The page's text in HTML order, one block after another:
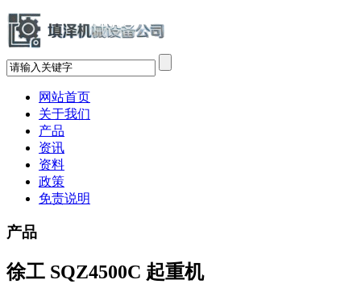
网站首页
关于我们
产品
资讯
资料
政策
免责说明
产品
徐工 SQZ4500C 起重机